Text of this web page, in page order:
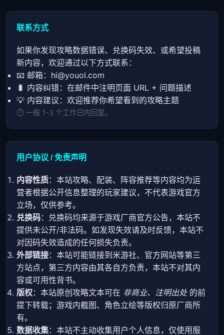
联系方式
如果你发现攻略数据错误、兑换码失效、或希望投稿
新内容，欢迎通过以下方式联系：
📧 邮箱： hi@youol.com
🐛 内容纠错：在邮件中注明页面 URL + 问题描述
💡 内容建议：欢迎推荐你希望看到的攻略主题
⏱️ 一般 1-3 个工作日内回复。
用户协议 / 免责声明
内容性质：本站攻略、配装、阵容推荐等内容均为运
营者根据公开信息整理的玩家建议，不代表游戏官方
立场，仅供参考。
兑换码：兑换码均来源于游戏厂商官方公告，本站不
提供未公开/非法码。如发现失效请及时反馈，本站不
对因码失效造成的任何损失负责。
外部链接：本站可能链接到米游社、官方网站等第三
方站点，第三方内容由其各自方负责，本站不对其内
容或可用性背书。
版权：本站原创攻略文本可在 非商业、注明出处的前
提下转载；游戏内截图、角色立绘等版权归原厂商所
有。
数据收集：本站不主动收集用户个人信息，仅使用服